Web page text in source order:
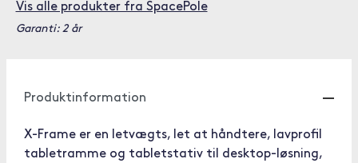
Vis alle produkter fra SpacePole
Garanti: 2 år
Produktinformation
X-Frame er en letvægts, let at håndtere, lavprofil
tabletramme og tabletstativ til desktop-løsning,